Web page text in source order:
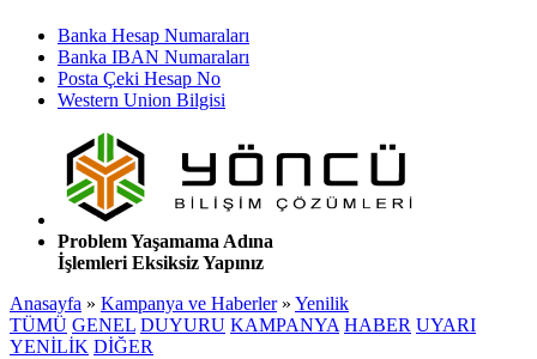
Banka Hesap Numaraları
Banka IBAN Numaraları
Posta Çeki Hesap No
Western Union Bilgisi
Problem Yaşamama Adına
İşlemleri Eksiksiz Yapınız
Anasayfa » Kampanya ve Haberler» Yenilik
TÜMÜ GENEL DUYURU KAMPANYA HABER UYARI
YENİLİK DİĞER